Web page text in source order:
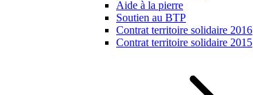
Aide à la pierre
Soutien au BTP
Contrat territoire solidaire 2016
Contrat territoire solidaire 2015